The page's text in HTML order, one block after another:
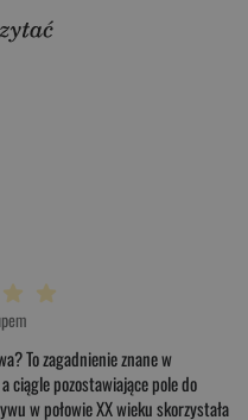
Twoja ocena: Arcydzieło 10/10"
Twoja ocena: Wybitna 9/10"
ocena: Rewelacyjna 8/10"
Bardzo dobra 7/10"
6/10"
5/10"
To zagadnienie znane w
ciągle pozostawiające pole do
w połowie XX wieku skorzystała